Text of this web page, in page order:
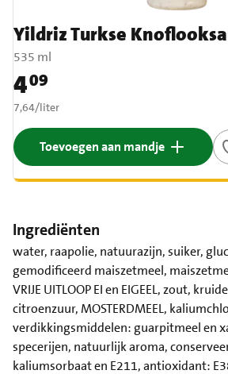
Yildriz Turkse
535 ml
Prijs: € 4,09
409
€ 7,64 per liter
7,64/liter
Toevoegen aan mandje
Ingrediënten
water, raapolie, natuurazijn, suiker,
gemodificeerd maiszetmeel,
VRIJE UITLOOP EI en EIGEEL, zout,
citroenzuur, MOSTERDMEEL,
verdikkingsmiddelen: guarpitmeel en
specerijen, natuurlijk aroma,
kaliumsorbaat en E211, antioxidant: